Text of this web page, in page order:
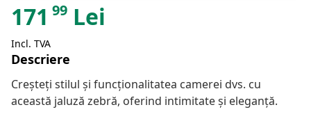
171 99 Lei
Incl. TVA
Descriere
Creșteți stilul și funcționalitatea camerei dvs. cu
această jaluză zebră, oferind intimitate și eleganță.